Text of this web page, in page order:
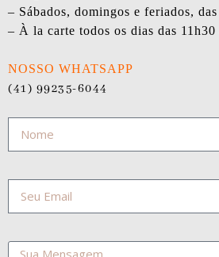
– Sábados, domingos e feriados,
– À la carte todos os dias das 11h30
NOSSO WHATSAPP
(41) 99235-6044